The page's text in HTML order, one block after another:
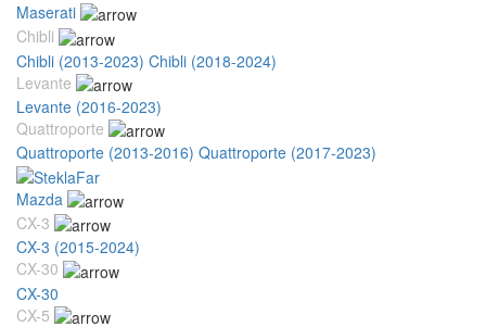
Maserati
Chibli
Chibli (2013-2023) Chibli (2018-2024)
Levante
Levante (2016-2023)
Quattroporte
Quattroporte (2013-2016) Quattroporte (2017-2023)
Mazda
CX-3
CX-3 (2015-2024)
CX-30
CX-30
CX-5